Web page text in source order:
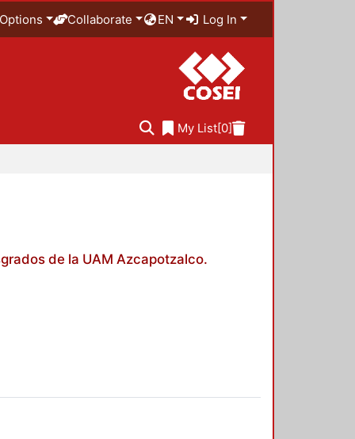
Options Collaborate EN Log In
My List[0]
de la UAM Azcapotzalco.